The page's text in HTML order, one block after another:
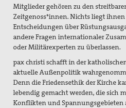
Mitglieder gehören zu den
Zeitgenoss*innen. Nichts liegt ihnen
Entscheidungen über
andere Fragen internationaler
oder Militärexperten zu überlassen.
pax christi schafft in der
aktuelle Außenpolitik
Denn die Friedensethik der Kirche
lebendig gemacht werden, die sich
Konflikten und Spannungsgebieten